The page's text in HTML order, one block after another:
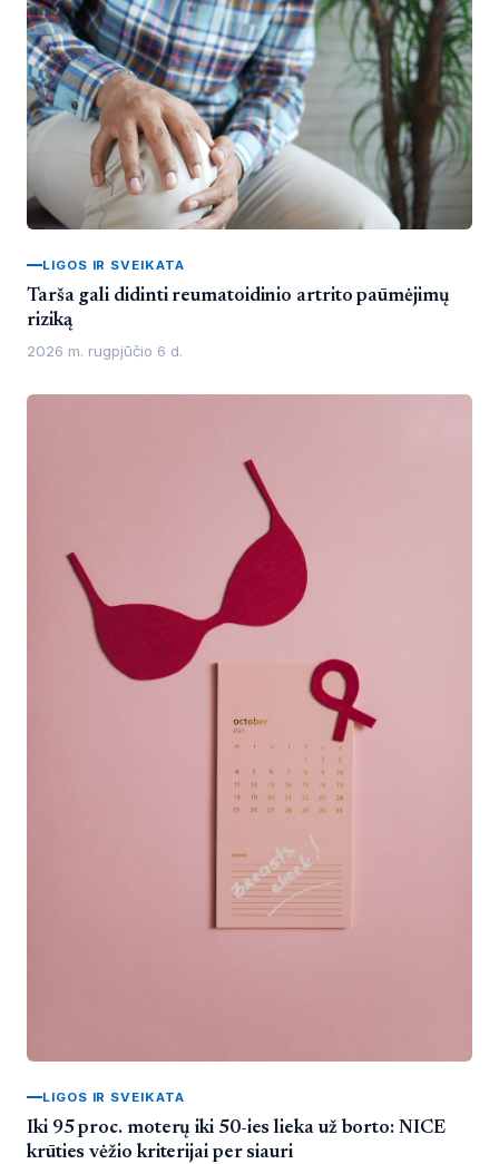
LIGOS IR SVEIKATA
Tarša gali didinti reumatoidinio artrito paūmėjimų
riziką
2026 m. rugpjūčio 6 d.
LIGOS IR SVEIKATA
Iki 95 proc. moterų iki 50-ies lieka už borto: NICE
krūties vėžio kriterijai per siauri